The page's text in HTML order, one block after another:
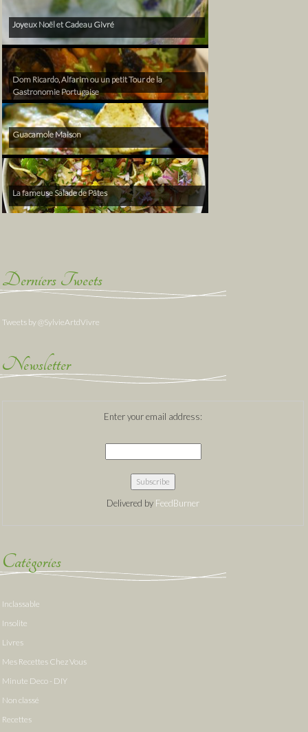
Joyeux Noël et Cadeau Givré
Dom Ricardo, Alfarim ou un petit Tour de la
Gastronomie Portugaise
Guacamole Maison
La fameuse Salade de Pâtes
Derniers Tweets
Tweets by @SylvieArtdVivre
Newsletter
Enter your email address:
Delivered by FeedBurner
Catégories
Inclassable
Insolite
Livres
Mes Recettes Chez Vous
Minute Deco - DIY
Non classé
Recettes